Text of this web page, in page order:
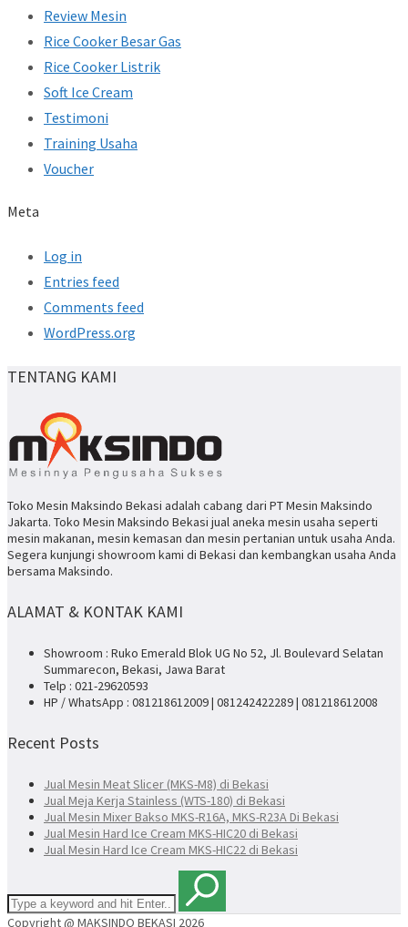
Review Mesin
Rice Cooker Besar Gas
Rice Cooker Listrik
Soft Ice Cream
Testimoni
Training Usaha
Voucher
Meta
Log in
Entries feed
Comments feed
WordPress.org
TENTANG KAMI
Toko Mesin Maksindo Bekasi adalah cabang dari PT Mesin Maksindo
Jakarta. Toko Mesin Maksindo Bekasi jual aneka mesin usaha seperti
mesin makanan, mesin kemasan dan mesin pertanian untuk usaha Anda.
Segera kunjungi showroom kami di Bekasi dan kembangkan usaha Anda
bersama Maksindo.
ALAMAT & KONTAK KAMI
Showroom : Ruko Emerald Blok UG No 52, Jl. Boulevard Selatan
Summarecon, Bekasi, Jawa Barat
Telp : 021-29620593
HP / WhatsApp : 081218612009 | 081242422289 | 081218612008
Recent Posts
Jual Mesin Meat Slicer (MKS-M8) di Bekasi
Jual Meja Kerja Stainless (WTS-180) di Bekasi
Jual Mesin Mixer Bakso MKS-R16A, MKS-R23A Di Bekasi
Jual Mesin Hard Ice Cream MKS-HIC20 di Bekasi
Jual Mesin Hard Ice Cream MKS-HIC22 di Bekasi
Copyright @ MAKSINDO BEKASI 2026